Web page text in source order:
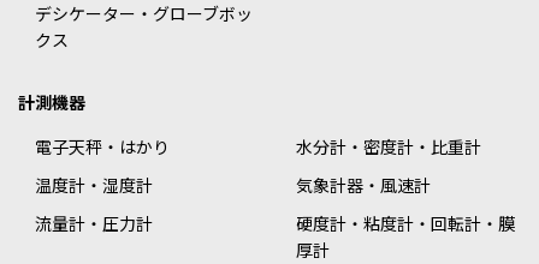
デシケーター・グローブボッ
クス
計測機器
電子天秤・はかり
水分計・密度計・比重計
温度計・湿度計
気象計器・風速計
流量計・圧力計
硬度計・粘度計・回転計・膜
厚計